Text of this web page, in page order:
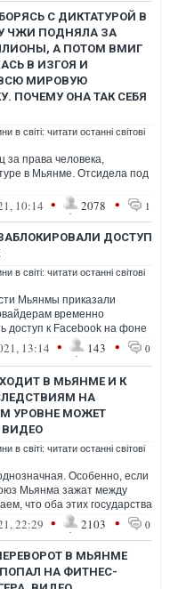
С ДИКТАТУРОЙ В
ЧЖИ ПОДНЯЛА ЗА
А ПОТОМ ВМИГ
В ИЗГОЯ И
МИРОВУЮ
ПОЧЕМУ ОНА ТАК СЕБЯ
в світі: читати останні світові
за права человека,
в Мьянме. Отсидела под
10:14 • 2078 • 1
ДОСТУП
в світі: читати останні світові
Мьянмы приказали
временно
доступ к Facebook на фоне
через несколько дней
13:14 • 143 • 0
В МЬЯНМЕ И К
НА
УРОВНЕ МОЖЕТ
ВИДЕО
в світі: читати останні світові
Особенно, если
Мьянма зажат между
что оба этих государства
экономически...
22:29 • 2103 • 0
В МЬЯНМЕ
НА ФИТНЕС-